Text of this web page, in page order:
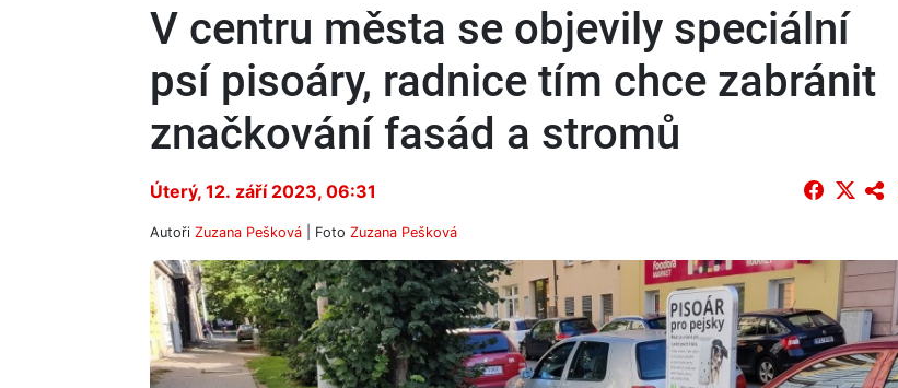
V centru města se objevily speciální
psí pisoáry, radnice tím chce zabránit
značkování fasád a stromů
Úterý, 12. září 2023, 06:31
Autoři Zuzana Pešková | Foto Zuzana Pešková